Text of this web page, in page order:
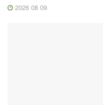
2026 08 09